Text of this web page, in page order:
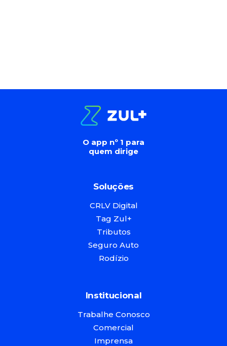
O app nº 1 para
quem dirige
Soluções
CRLV Digital
Tag Zul+
Tributos
Seguro Auto
Rodízio
Institucional
Trabalhe Conosco
Comercial
Imprensa